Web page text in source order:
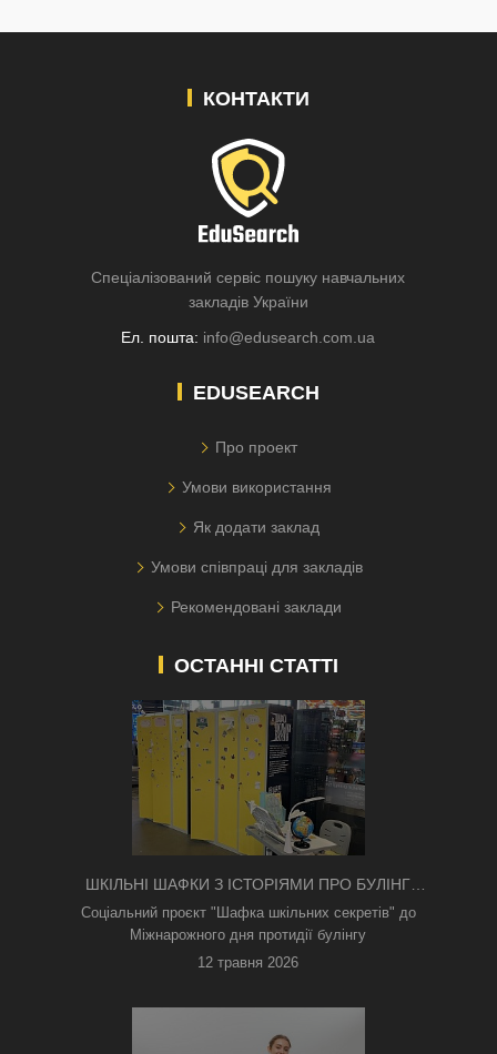
КОНТАКТИ
Спеціалізований сервіс пошуку навчальних
закладів України
Ел. пошта: info@edusearch.com.ua
EDUSEARCH
Про проект
Умови використання
Як додати заклад
Умови співпраці для закладів
Рекомендовані заклади
ОСТАННІ СТАТТІ
ШКІЛЬНІ ШАФКИ З ІСТОРІЯМИ ПРО БУЛІНГ
З'ЯВИЛИСЯ В КИЄВІ
Соціальний проєкт "Шафка шкільних секретів" до
Міжнарожного дня протидії булінгу
12 травня 2026